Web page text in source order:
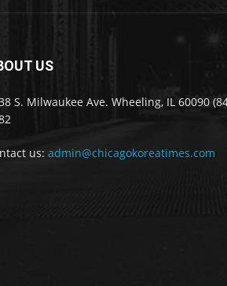
US
S. Milwaukee Ave. Wheeling, IL 60090
us: admin@chicagokoreatimes.com